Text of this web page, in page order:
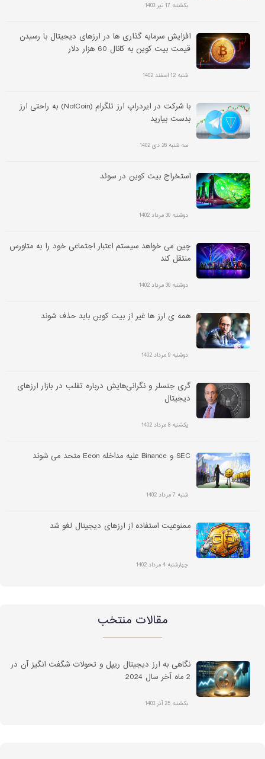
یکشنبه 17 تیر 1403
افزایش سرمایه گذاری ها در ارزهای دیجیتال با رسیدن
قیمت بیت کوین به کانال 60 هزار دلار
شنبه 12 اسفند 1402
با شرکت در ایردراپ ارز تلگرام (NotCoin) به راحتی ارز
بدست بیارید
سه شنبه 26 دی 1402
استخراج بیت کوین در سوئد
دوشنبه 30 مرداد 1402
چین می خواهد سیستم اعتبار اجتماعی خود را به متاورس
منتقل کند
دوشنبه 30 مرداد 1402
همه ی ارز ها غیر از بیت کوین باید حذف شوند
دوشنبه 9 مرداد 1402
گری جنسلر و نگرانی‌هایش درباره تقلب در بازار ارزهای
دیجیتال
یکشنبه 8 مرداد 1402
SEC و Binance علیه مداخله Eeon متحد می شوند
شنبه 7 مرداد 1402
ممنوعیت استفاده از ارزهای دیجیتال لغو شد
چهارشنبه 4 مرداد 1402
مقالات منتخب
نگاهی به ارز دیجیتال ریپل و تحولات شگفت انگیز آن در
2 ماه آخر سال 2024
یکشنبه 25 آذر 1403